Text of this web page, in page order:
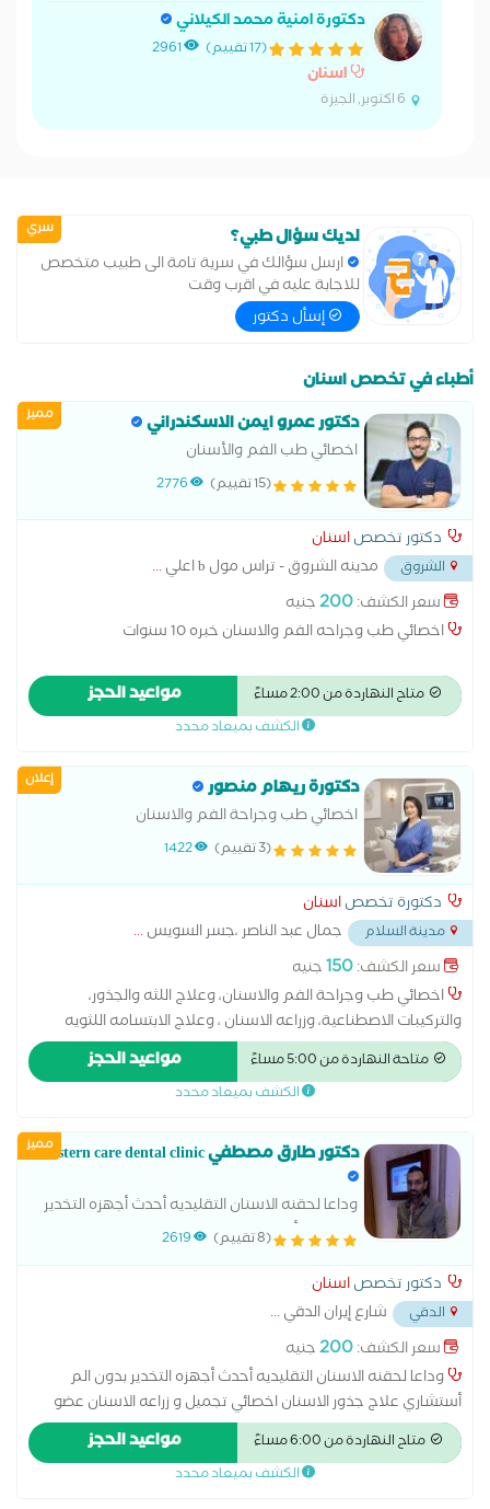
دكتورة امنية محمد الكيلاني
(17 تقييم) 2961
اسنان
6 اكتوبر, الجيزة
سري لديك سؤال طبي؟
ارسل سؤالك في سرية تامة الى طبيب متخصص
للاجابة عليه في اقرب وقت
إسأل دكتور
أطباء في تخصص اسنان
مميز دكتور عمرو ايمن الاسكندراني
اخصائي طب الفم والأسنان
(15 تقييم) 2776
دكتور تخصصاسنان
الشروق مدينه الشروق - تراس مول b اعلي
...
سعر الكشف:200جنيه
اخصائي طب وجراحه الفم والاسنان خبره 10 سنوات
متاح النهاردة من 2:00 مساءً مواعيد الحجز
الكشف بميعاد محدد
إعلان دكتورة ريهام منصور
اخصائي طب وجراحة الفم والاسنان
(3 تقييم) 1422
دكتورة تخصصاسنان
مدينة السلام جمال عبد الناصر ،جسر السويس...
سعر الكشف:150جنيه
اخصائي طب وجراحة الفم والاسنان، وعلاج اللثه والجذور،
والتركيبات الاصطناعية، وزراعه الاسنان ، وعلاج الابتسامه اللثويه
بكالوريوس طب الفم والاسنان جامعه الازهر خبره 15 عام ماجيستير
زراعه الاسنان دبلومه Botox and fillers injections
متاحة النهاردة من 5:00 مساءً مواعيد الحجز
الكشف بميعاد محدد
مميز دكتور طارق مصطفي Western care dental clinic
وداعا لحقنه الاسنان التقليديه أحدث أجهزه التخدير
بدون الم أخصائي علاج جذور الاسنان اخصائي تجميل
تجميل الاسنان
(8 تقييم) 2619
دكتور تخصصاسنان
الدقي شارع إيران الدقي...
سعر الكشف:200جنيه
وداعا لحقنه الاسنان التقليديه أحدث أجهزه التخدير بدون الم
أستشاري علاج جذور الاسنان اخصائي تجميل و زراعه الاسنان عضو
الاكاديمية الامريكيه لزراعه و تجميل الاسنان عضو الاكاديميه
الأمريكية لعلاج جذور الاسنان خبره 15 سنه
متاح النهاردة من 6:00 مساءً مواعيد الحجز
الكشف بميعاد محدد